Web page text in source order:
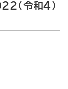
（令和4）